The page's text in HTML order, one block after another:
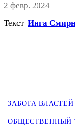
2 февр. 2024
Текст Инга
ЗАБОТА
ОБЩЕСТВЕННЫЙ